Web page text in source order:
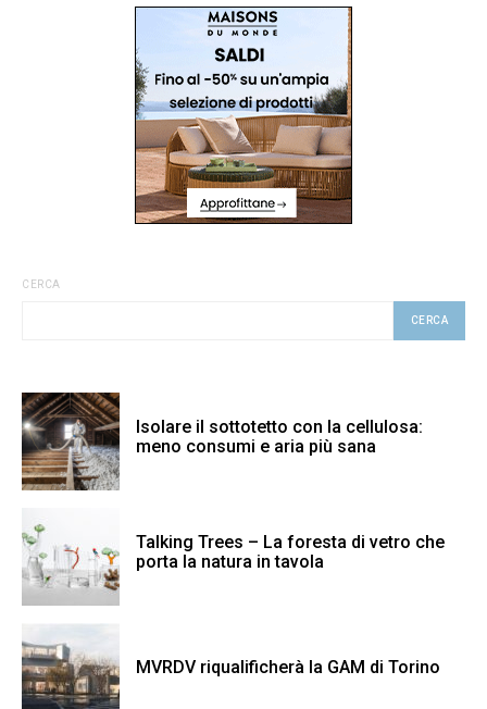
CERCA
CERCA
Isolare il sottotetto con la cellulosa:
meno consumi e aria più sana
Talking Trees – La foresta di vetro che
porta la natura in tavola
MVRDV riqualificherà la GAM di Torino